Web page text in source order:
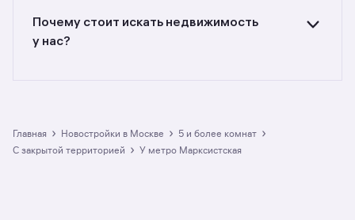
до кв. м., цена квадратного метра — от
до руб.
Почему стоит искать недвижимость
у нас?
территорией у метро Марксистская в Москве:
в разделе размещено 2 ЖК со средним
Главная › Новостройки в Москве › 5 и более комнат ›
с закрытой территорией › у метро Марксистская